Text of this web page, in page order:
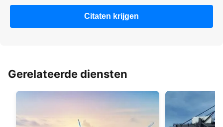
Citaten krijgen
Gerelateerde diensten